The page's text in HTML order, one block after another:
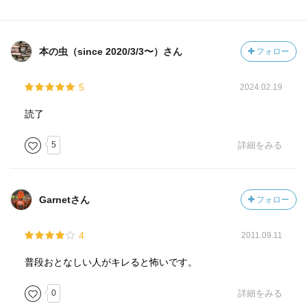
本の虫（since 2020/3/3〜）さん フォロー
5 2024.02.19
読了
5 詳細をみる
Garnetさん フォロー
4 2011.09.11
普段おとなしい人がキレると怖いです。
0 詳細をみる